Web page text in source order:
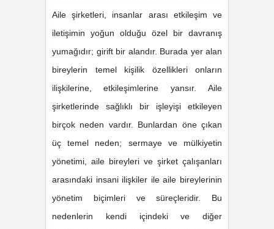
Aile şirketleri, insanlar arası etkileşim ve
iletişimin yoğun olduğu özel bir davranış
yumağıdır; girift bir alandır. Burada yer alan
bireylerin temel kişilik özellikleri onların
ilişkilerine, etkileşimlerine yansır. Aile
şirketlerinde sağlıklı bir işleyişi etkileyen
birçok neden vardır. Bunlardan öne çıkan
üç temel neden; sermaye ve mülkiyetin
yönetimi, aile bireyleri ve şirket çalışanları
arasındaki insani ilişkiler ile aile bireylerinin
yönetim biçimleri ve süreçleridir. Bu
nedenlerin kendi içindeki ve diğer